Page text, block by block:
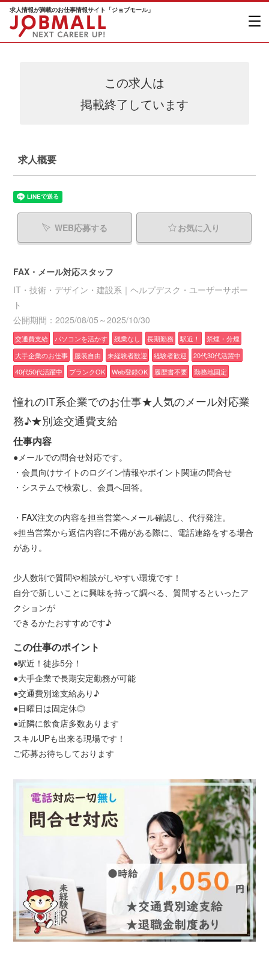
求人情報が満載のお仕事情報サイト「ジョブモール」
この求人は
掲載終了しています
求人概要
WEB応募する お気に入り
FAX・メール対応スタッフ
IT・技術・デザイン・建設系｜ヘルプデスク・ユーザーサポー
ト
公開期間：2025/08/05～2025/10/30
交通費支給 パソコンを活かす 残業なし 長期勤務 駅近！
禁煙・分煙
大手企業のお仕事
服装自由 未経験者歓迎 経験者歓迎
20代30代活躍中
40代50代活躍中
ブランクOK Web登録OK 履歴書不要 勤務地固定
憧れのIT系企業でのお仕事★人気のメール対応業
務♪★別途交通費支給
仕事内容
●メールでの問合せ対応です。
・会員向けサイトのログイン情報やポイント関連の問合せ
・システムで検索し、会員へ回答。
・FAX注文の内容を担当営業へメール確認し、代行発注。
※担当営業から返信内容に不備がある際に、電話連絡をする場合
があり。
少人数制で質問や相談がしやすい環境です！
自分で新しいことに興味を持って調べる、質問するといったア
クションが
できるかたおすすめです♪
この仕事のポイント
●駅近！徒歩5分！
●大手企業で長期安定勤務が可能
●交通費別途支給あり♪
●日曜日は固定休◎
●近隣に飲食店多数あります
スキルUPも出来る現場です！
ご応募お待ちしております